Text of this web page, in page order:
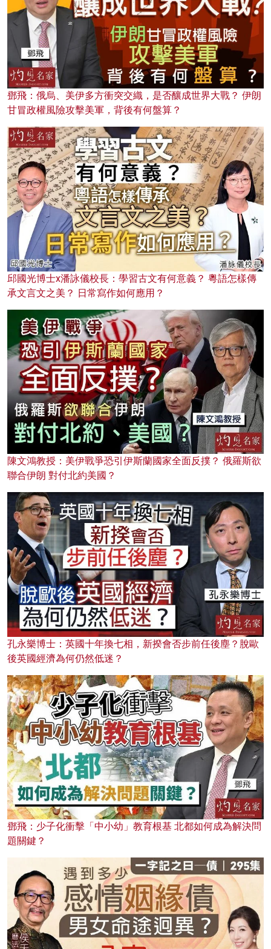
鄧飛：俄烏、美伊多方衝突交織，是否釀成世界大戰？ 伊朗
甘冒政權風險攻擊美軍，背後有何盤算？
邱國光博士x潘詠儀校長：學習古文有何意義？ 粵語怎樣傳
承文言文之美？ 日常寫作如何應用？
陳文鴻教授：美伊戰爭恐引伊斯蘭國家全面反撲？ 俄羅斯欲
聯合伊朗 對付北約美國？
孔永樂博士：英國十年換七相，新揆會否步前任後塵？脫歐
後英國經濟為何仍然低迷？
鄧飛：少子化衝擊「中小幼」教育根基 北都如何成為解決問
題關鍵？